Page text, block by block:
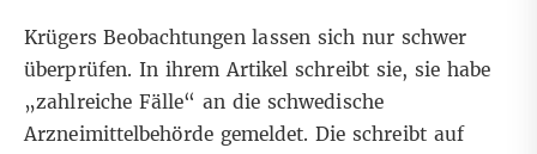
Krügers Beobachtungen lassen sich nur schwer
überprüfen. In ihrem Artikel schreibt sie, sie habe
„zahlreiche Fälle“ an die schwedische
Arzneimittelbehörde gemeldet. Die schreibt auf